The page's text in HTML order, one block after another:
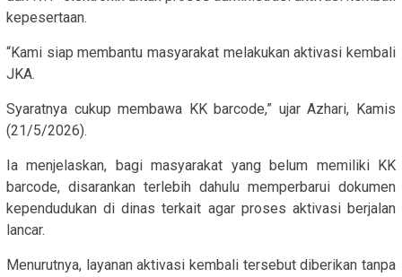
kepesertaan.
“Kami siap membantu masyarakat melakukan aktivasi kembali
JKA.
Syaratnya cukup membawa KK barcode,” ujar Azhari, Kamis
(21/5/2026).
Ia menjelaskan, bagi masyarakat yang belum memiliki KK
barcode, disarankan terlebih dahulu memperbarui dokumen
kependudukan di dinas terkait agar proses aktivasi berjalan
lancar.
Menurutnya, layanan aktivasi kembali tersebut diberikan tanpa